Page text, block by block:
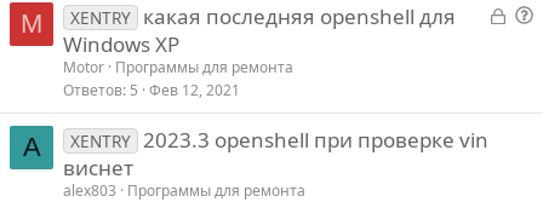
M
З
ы
В
о
XENTRY какая последняя openshell для
Windows XP
Motor Программы для ремонта
Ответов 5 Фев 12, 2021
A XENTRY 2023.3 openshell при проверке vin
виснет
alex803
Программы для ремонта